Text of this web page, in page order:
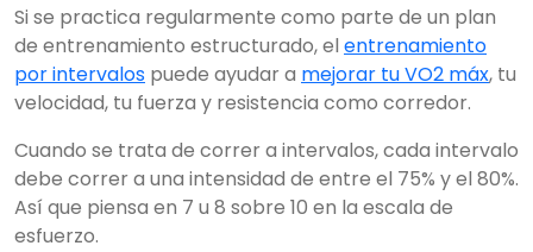
Si se practica regularmente como parte de un plan
de entrenamiento estructurado, el entrenamiento
por intervalos puede ayudar a mejorar tu VO2 máx, tu
velocidad, tu fuerza y resistencia como corredor.
Cuando se trata de correr a intervalos, cada intervalo
debe correr a una intensidad de entre el 75% y el 80%.
Así que piensa en 7 u 8 sobre 10 en la escala de
esfuerzo.